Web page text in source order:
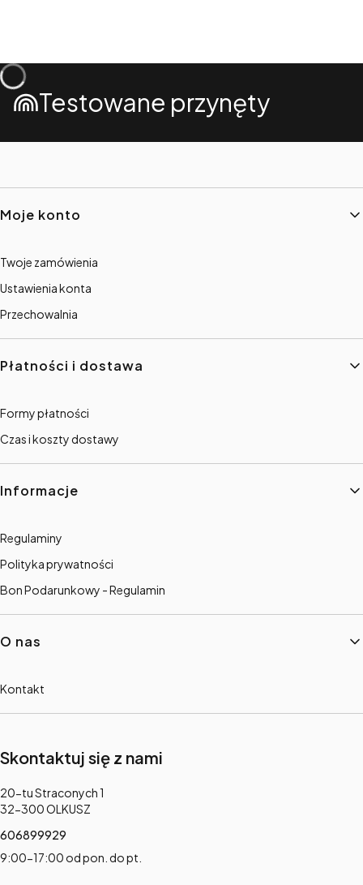
Testowane przynęty
Linki w stopce
Moje konto
Twoje zamówienia
Ustawienia konta
Przechowalnia
Płatności i dostawa
Formy płatności
Czas i koszty dostawy
Informacje
Regulaminy
Polityka prywatności
Bon Podarunkowy - Regulamin
O nas
Kontakt
Skontaktuj się z nami
Adres:
20-tu Straconych 1
32-300 OLKUSZ
606899929
9:00-17:00 od pon. do pt.